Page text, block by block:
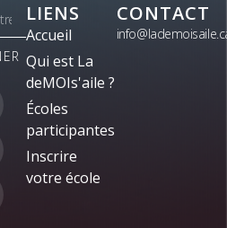
LIENS
Accueil
Qui est La
deMOIs'aile ?
Écoles
participantes
Inscrire
votre école
CONTACT